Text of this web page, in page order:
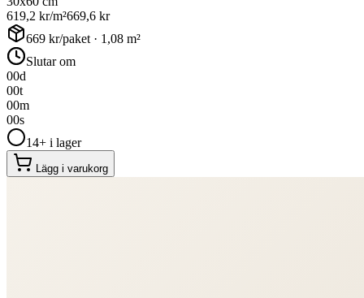
619,2 kr/m²669,6 kr
669 kr/paket · 1,08 m²
Slutar om
00d
00t
00m
00s
14+ i lager
Lägg i varukorg